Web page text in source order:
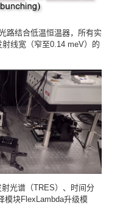
路结合低温恒温器，所有实
线宽（窄至0.14 meV）的
光谱（TRES）、时间分
模块FlexLambda升级模